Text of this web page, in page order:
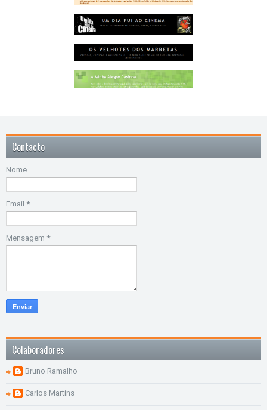
Contacto
Nome
Email *
Mensagem *
Colaboradores
Bruno Ramalho
Carlos Martins